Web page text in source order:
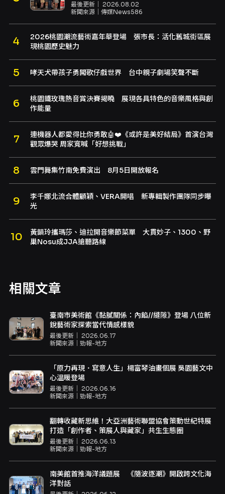
最後更新｜ 2026.08.02
新聞來源｜ 傳媒News586
2026桃園潮流藝術嘉年華登場 張市長：活化舊城街區展
現桃園歷史魅力
哮天犬帶孩子勇闖歌仔戲世界 台中親子劇場笑聲不斷
桃園鐵玫瑰熱音賞決賽揭曉 展現各具特色的音樂風格與創
作能量
連機器人都愛得比你勇敢🤖❤️《或許是美好結局》首演台灣
觀眾爆哭 周家寬喊「好想挑戰」
雲門舞集竹南免費演出 8月5日開放報名
李千娜北流合體顧穎、VERA開唱 新專輯製作團隊同步曝
光
黃韻玲攜瑪莎、迪拉開音樂節菜單 大貫妙子、1300、野
巢Nosu成JJA搶聽路線
相關文章
臺南市美術館《黏膩關係：內餡//縫隙》登場 八位新
銳藝術家探索當代情感樣貌
最後更新｜ 2026.06.17
新聞來源｜ 勁報-地方
「原力再現．寫意人生」楊富琴油畫個展 吳園藝文中
心溫暖登場
最後更新｜ 2026.06.16
新聞來源｜ 勁報-地方
翻轉收藏新思維！大亞洲藝術聯盟協會策動世紀特展
打造「創作者、策展人與藏家」共生生態圈
最後更新｜ 2026.06.13
新聞來源｜ 勁報-地方
南美館首推海洋議題展 《隨波逐潮》開啟跨文化海
洋對話